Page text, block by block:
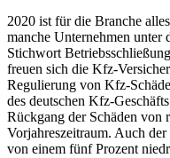
2020 ist für die Branche
manche Unternehmen unter
Stichwort
freuen sich die Kfz-
Regulierung von Kfz-
des deutschen Kfz-
Rückgang der Schäden von
Vorjahreszeitraum. Auch
von einem fünf Prozent